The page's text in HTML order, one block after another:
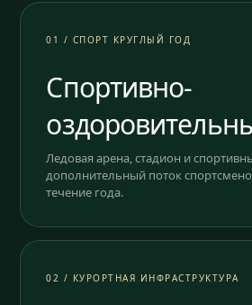
01 / СПОРТ КРУГЛЫЙ ГОД
Спортивно-
Ледовая арена, стадион и
дополнительный поток
течение года.
02 / КУРОРТНАЯ ИНФРАСТРУКТУРА